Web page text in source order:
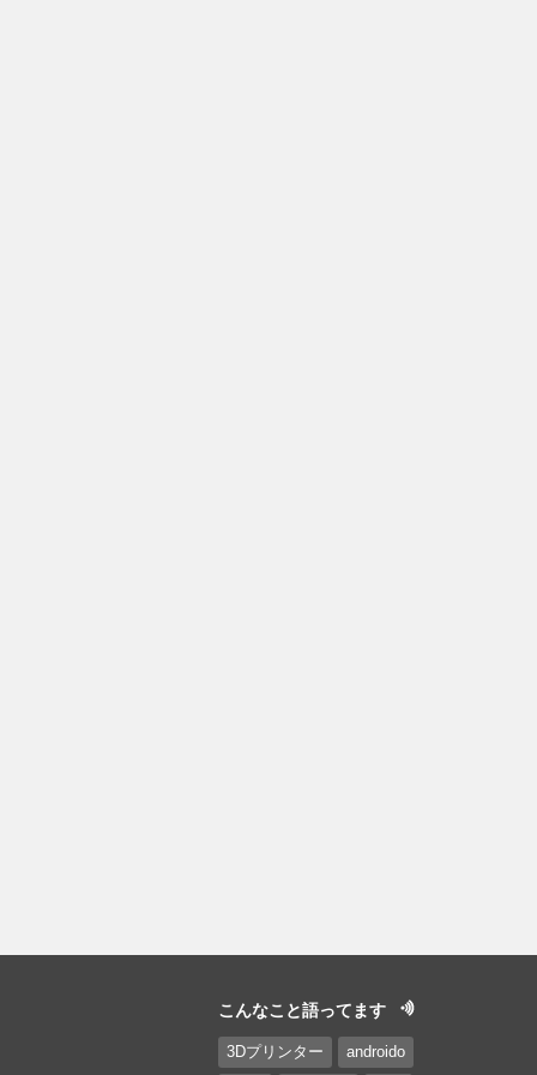
こんなこと語ってます
3Dプリンター androido